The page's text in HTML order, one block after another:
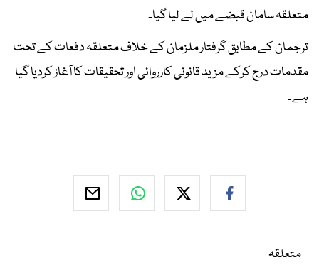
متعلقہ سامان قبضے میں لے لیا گیا۔
ترجمان کے مطابق گرفتار ملزمان کے خلاف متعلقہ دفعات کے تحت
مقدمات درج کرکے مزید قانونی کارروائی اور تحقیقات کا آغاز کردیا گیا
ہے۔
متعلقہ